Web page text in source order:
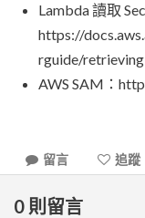
Lambda 讀取
https://
rguide/
AWS SAM：
留言 追蹤
0 則留言